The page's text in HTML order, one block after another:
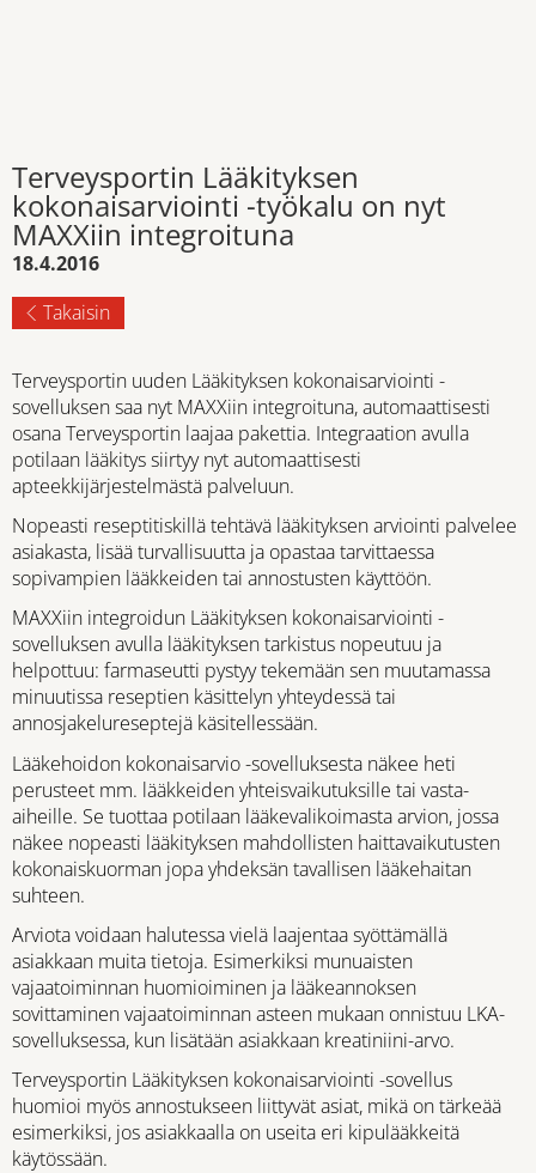
Terveysportin Lääkityksen
kokonaisarviointi -työkalu on nyt
MAXXiin integroituna
18.4.2016
Takaisin
Terveysportin uuden Lääkityksen kokonaisarviointi -
sovelluksen saa nyt MAXXiin integroituna, automaattisesti
osana Terveysportin laajaa pakettia. Integraation avulla
potilaan lääkitys siirtyy nyt automaattisesti
apteekkijärjestelmästä palveluun.
Nopeasti reseptitiskillä tehtävä lääkityksen arviointi palvelee
asiakasta, lisää turvallisuutta ja opastaa tarvittaessa
sopivampien lääkkeiden tai annostusten käyttöön.
MAXXiin integroidun Lääkityksen kokonaisarviointi -
sovelluksen avulla lääkityksen tarkistus nopeutuu ja
helpottuu: farmaseutti pystyy tekemään sen muutamassa
minuutissa reseptien käsittelyn yhteydessä tai
annosjakelureseptejä käsitellessään.
Lääkehoidon kokonaisarvio -sovelluksesta näkee heti
perusteet mm. lääkkeiden yhteisvaikutuksille tai vasta-
aiheille. Se tuottaa potilaan lääkevalikoimasta arvion, jossa
näkee nopeasti lääkityksen mahdollisten haittavaikutusten
kokonaiskuorman jopa yhdeksän tavallisen lääkehaitan
suhteen.
Arviota voidaan halutessa vielä laajentaa syöttämällä
asiakkaan muita tietoja. Esimerkiksi munuaisten
vajaatoiminnan huomioiminen ja lääkeannoksen
sovittaminen vajaatoiminnan asteen mukaan onnistuu LKA-
sovelluksessa, kun lisätään asiakkaan kreatiniini-arvo.
Terveysportin Lääkityksen kokonaisarviointi -sovellus
huomioi myös annostukseen liittyvät asiat, mikä on tärkeää
esimerkiksi, jos asiakkaalla on useita eri kipulääkkeitä
käytössään.